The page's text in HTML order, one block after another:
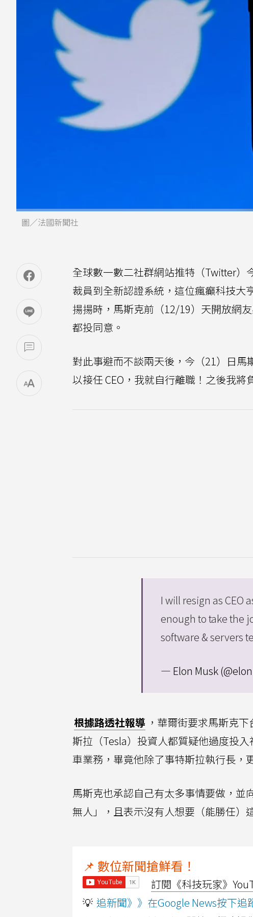
圖／法國新聞社
全球數一數二社群網站推特（Twitter）
裁員到全新認證系統，這位瘋癲科技大
揚揚時，馬斯克前（12/19）天開放網
都投同意。
對此事避而不談兩天後，今（21）日
以接任 CEO，我就自行離職！之後我
I will resign as CEO
enough to take the
software & servers
— Elon Musk
根據路透社報導 ，華爾街要求馬斯克
斯拉（Tesla）投資人都質疑他過度投
車業務，畢竟他除了事特斯拉執行長，
馬斯克也承認自己有太多事情要做，並
無人」，且表示沒有人想要（能勝任）
📌 數位新聞搶鮮看！
訂閱《科技玩家》
💡 追新聞》》在Google News按下追